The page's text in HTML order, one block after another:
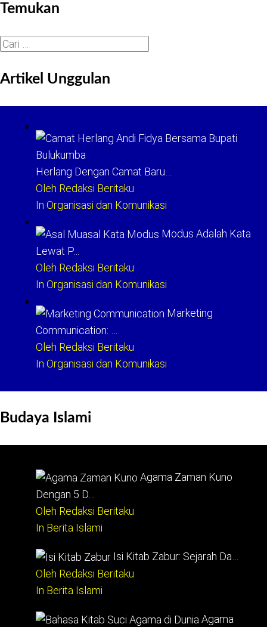
Temukan
Cari
Artikel Unggulan
Herlang Dengan Camat Baru…
Oleh Redaksi Beritaku
In Organisasi dan Komunikasi
Modus Adalah Kata
Lewat P…
Oleh Redaksi Beritaku
In Organisasi dan Komunikasi
Marketing
Communication: …
Oleh Redaksi Beritaku
In Organisasi dan Komunikasi
Budaya Islami
Agama Zaman Kuno
Dengan 5 D…
Oleh Redaksi Beritaku
In Berita Islami
Isi Kitab Zabur: Sejarah Da…
Oleh Redaksi Beritaku
In Berita Islami
Agama